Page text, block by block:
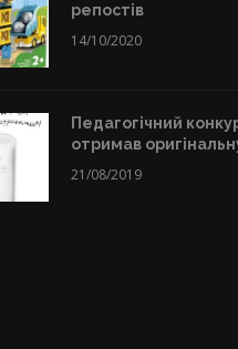
репостів
14/10/2020
Педагогічний
отримав
21/08/2019